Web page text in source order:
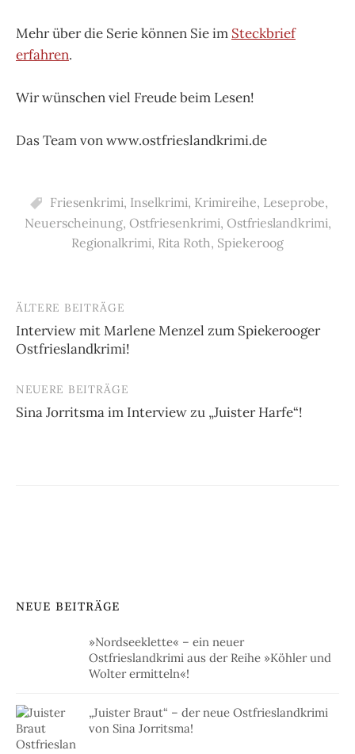
Mehr über die Serie können Sie im Steckbrief
erfahren.
Wir wünschen viel Freude beim Lesen!
Das Team von www.ostfrieslandkrimi.de
Friesenkrimi, Inselkrimi, Krimireihe, Leseprobe,
Neuerscheinung, Ostfriesenkrimi, Ostfrieslandkrimi,
Regionalkrimi, Rita Roth, Spiekeroog
Beitragsnavigation
ÄLTERE BEITRÄGE
Interview mit Marlene Menzel zum Spiekerooger
Ostfrieslandkrimi!
NEUERE BEITRÄGE
Sina Jorritsma im Interview zu „Juister Harfe“!
NEUE BEITRÄGE
»Nordseeklette« – ein neuer
Ostfrieslandkrimi aus der Reihe »Köhler und
Wolter ermitteln«!
„Juister Braut“ – der neue Ostfrieslandkrimi
von Sina Jorritsma!